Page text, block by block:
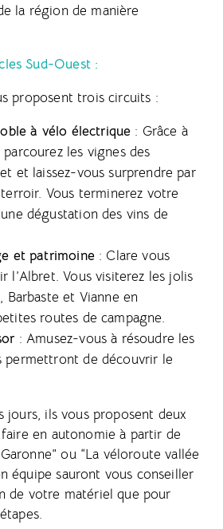
la région de manière
Sud-Ouest :
proposent trois circuits :
à vélo électrique : Grâce à
parcourez les vignes des
et laissez-vous surprendre par
Vous terminerez votre
dégustation des vins de
et patrimoine: Clare vous
l’Albret. Vous visiterez les jolis
Barbaste et Vianne en
routes de campagne.
: Amusez-vous à résoudre les
permettront de découvrir le
jours, ils vous proposent deux
en autonomie à partir de
ou “La véloroute vallée
équipe sauront vous conseiller
de votre matériel que pour